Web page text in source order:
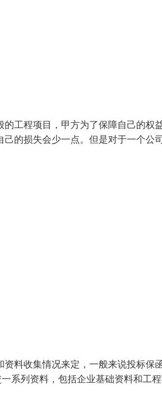
工程项目，甲方为了保障自己的权
的损失会少一点。但是对于一个公
料收集情况来定，一般来说投标保
系列资料，包括企业基础资料和工